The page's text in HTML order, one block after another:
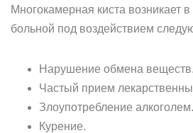
Многокамерная киста возникает
больной под воздействием
Нарушение обмена веществ.
Частый прием
Злоупотребление алкоголем.
Курение.